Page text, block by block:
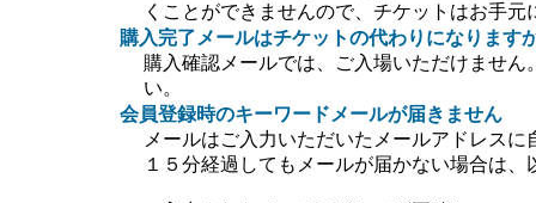
くことができませんので、チケットはお手
購入完了メールはチケットの代わりになります
購入確認メールでは、ご入場いただけませ
い。
会員登録時のキーワードメールが届きません
メールはご入力いただいたメールアドレス
１５分経過してもメールが届かない場合は